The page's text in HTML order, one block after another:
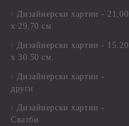
Дизайнерски хартии - 21,00
х 29,70 см
Дизайнерски хартии - 15.20
x 30.50 см.
Дизайнерски хартии -
други
Дизайнерски хартии -
Сватби